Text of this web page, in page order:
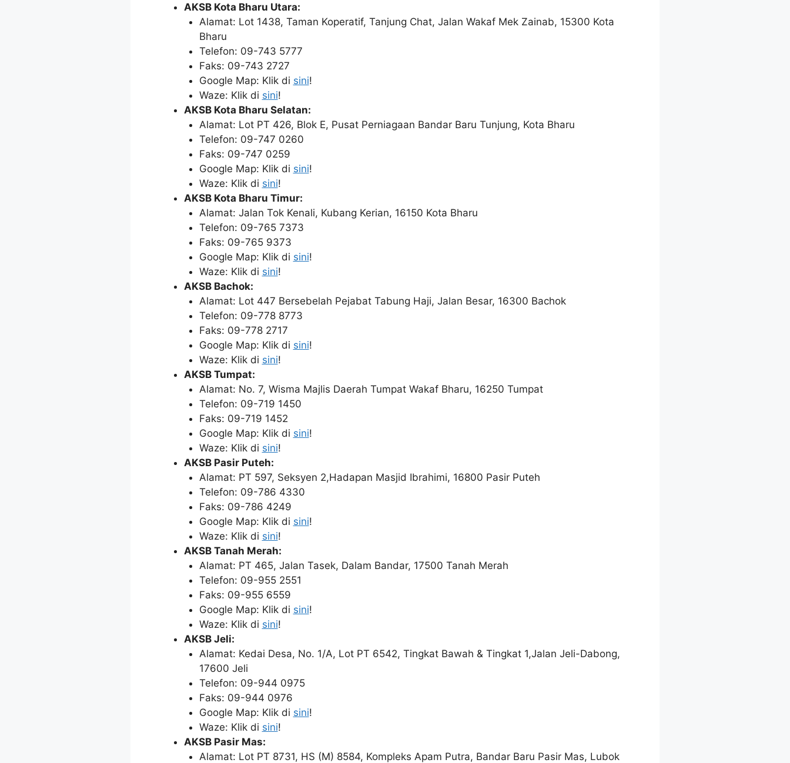
AKSB Kota Bharu Utara:
Alamat: Lot 1438, Taman Koperatif, Tanjung Chat, Jalan Wakaf Mek Zainab, 15300 Kota
Bharu
Telefon: 09-743 5777
Faks: 09-743 2727
Google Map: Klik di sini!
Waze: Klik di sini!
AKSB Kota Bharu Selatan:
Alamat: Lot PT 426, Blok E, Pusat Perniagaan Bandar Baru Tunjung, Kota Bharu
Telefon: 09-747 0260
Faks: 09-747 0259
Google Map: Klik di sini!
Waze: Klik di sini!
AKSB Kota Bharu Timur:
Alamat: Jalan Tok Kenali, Kubang Kerian, 16150 Kota Bharu
Telefon: 09-765 7373
Faks: 09-765 9373
Google Map: Klik di sini!
Waze: Klik di sini!
AKSB Bachok:
Alamat: Lot 447 Bersebelah Pejabat Tabung Haji, Jalan Besar, 16300 Bachok
Telefon: 09-778 8773
Faks: 09-778 2717
Google Map: Klik di sini!
Waze: Klik di sini!
AKSB Tumpat:
Alamat: No. 7, Wisma Majlis Daerah Tumpat Wakaf Bharu, 16250 Tumpat
Telefon: 09-719 1450
Faks: 09-719 1452
Google Map: Klik di sini!
Waze: Klik di sini!
AKSB Pasir Puteh:
Alamat: PT 597, Seksyen 2,Hadapan Masjid Ibrahimi, 16800 Pasir Puteh
Telefon: 09-786 4330
Faks: 09-786 4249
Google Map: Klik di sini!
Waze: Klik di sini!
AKSB Tanah Merah:
Alamat: PT 465, Jalan Tasek, Dalam Bandar, 17500 Tanah Merah
Telefon: 09-955 2551
Faks: 09-955 6559
Google Map: Klik di sini!
Waze: Klik di sini!
AKSB Jeli:
Alamat: Kedai Desa, No. 1/A, Lot PT 6542, Tingkat Bawah & Tingkat 1,Jalan Jeli-Dabong,
17600 Jeli
Telefon: 09-944 0975
Faks: 09-944 0976
Google Map: Klik di sini!
Waze: Klik di sini!
AKSB Pasir Mas:
Alamat: Lot PT 8731, HS (M) 8584, Kompleks Apam Putra, Bandar Baru Pasir Mas, Lubok